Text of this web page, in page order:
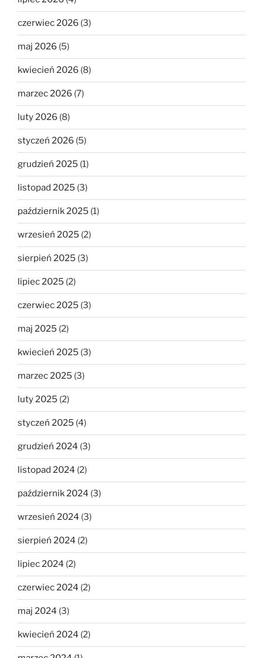
czerwiec 2026 (3)
maj 2026 (5)
kwiecień 2026 (8)
marzec 2026 (7)
luty 2026 (8)
styczeń 2026 (5)
grudzień 2025 (1)
listopad 2025 (3)
październik 2025 (1)
wrzesień 2025 (2)
sierpień 2025 (3)
lipiec 2025 (2)
czerwiec 2025 (3)
maj 2025 (2)
kwiecień 2025 (3)
marzec 2025 (3)
luty 2025 (2)
styczeń 2025 (4)
grudzień 2024 (3)
listopad 2024 (2)
październik 2024 (3)
wrzesień 2024 (3)
sierpień 2024 (2)
lipiec 2024 (2)
czerwiec 2024 (2)
maj 2024 (3)
kwiecień 2024 (2)